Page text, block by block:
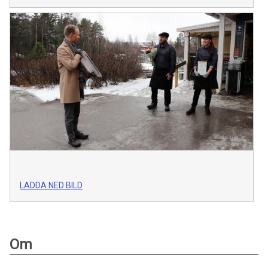
LADDA NED BILD
Om